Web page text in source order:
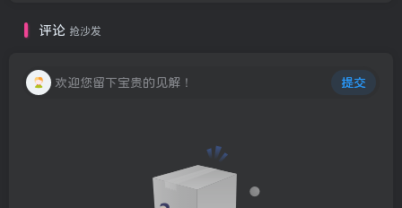
评论 抢沙发
欢迎您留下宝贵的见解！ 提交